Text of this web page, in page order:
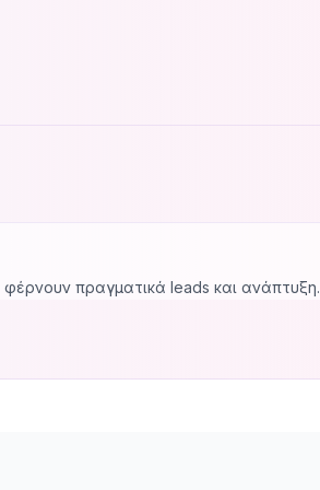
πραγματικά leads και ανάπτυξη.